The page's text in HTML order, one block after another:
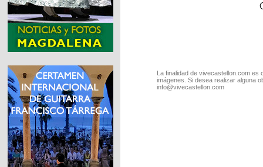
La finalidad de vivecastellon.com
imágenes. Si desea realizar alguna
info@vivecastellon.com